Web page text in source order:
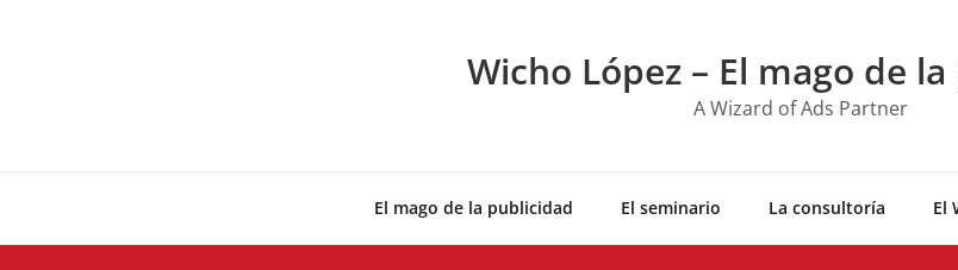
Wicho López – El mago de
A Wizard of Ads Partner
El mago de la publicidad El seminario La consultoría El